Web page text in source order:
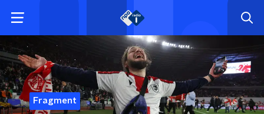
Fragment